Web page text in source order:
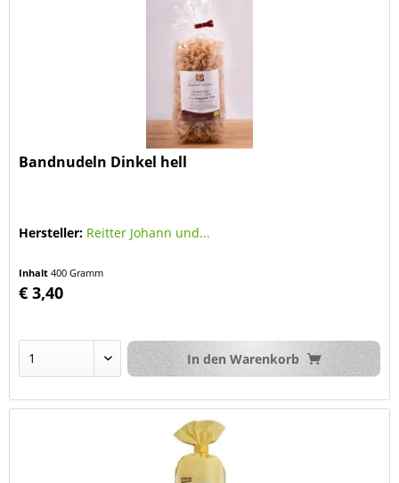
Bandnudeln Dinkel hell
Hersteller: Reitter Johann und...
Inhalt400 Gramm
€ 3,40
In den Warenkorb